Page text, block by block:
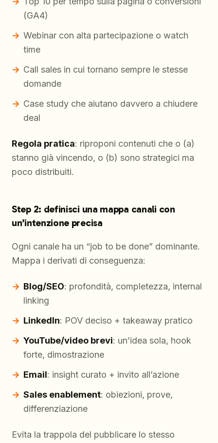
(GA4)
Webinar con alta partecipazione o watch
time
Call sales in cui tornano sempre le stesse
domande
Case study che aiutano davvero a chiudere
deal
Regola pratica: riproponi contenuti che o (a)
stanno già vincendo, o (b) sono strategici ma
poco distribuiti.
Step 2: definisci una mappa canali con
un’intenzione precisa
Ogni canale ha un “job to be done” dominante.
Mappa i derivati di conseguenza:
Blog/SEO: profondità, completezza, internal
linking
LinkedIn: POV deciso + takeaway pratico
YouTube/video brevi: un’idea sola, hook
forte, dimostrazione
Email: insight curato + invito all’azione
Sales enablement: obiezioni, prove,
differenziazione
Evita la trappola del pubblicare lo stesso